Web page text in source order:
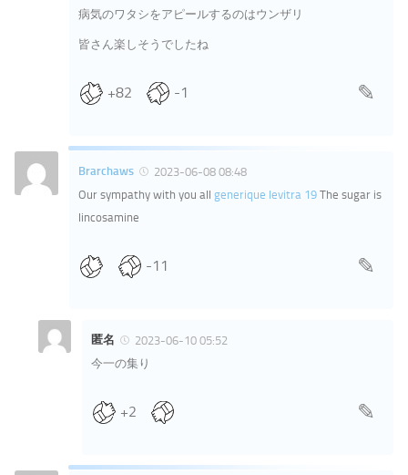
病気のワタシをアピールするのはウンザリ
皆さん楽しそうでしたね
+82 -1
Brarchaws
2023-06-08 08:48
Our sympathy with you all generique levitra 19 The sugar is
lincosamine
-11
匿名
2023-06-10 05:52
今一の集り
+2